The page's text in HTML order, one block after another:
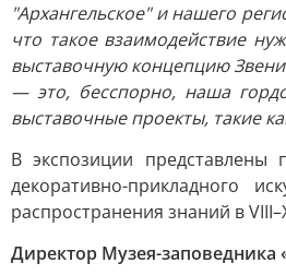
"Архангельское" и нашего
что такое взаимодействие
выставочную концепцию
— это, бесспорно, наша
выставочные проекты, такие
В экспозиции
декоративно-прикладного
распространения знаний в
Директор Музея-заповедника